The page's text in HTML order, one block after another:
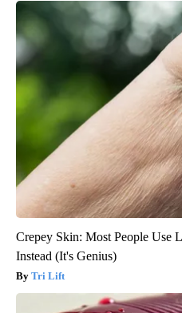
Crepey Skin: Most People Use
Instead (It's Genius)
Tri Lift